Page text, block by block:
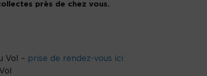
près de chez vous.
Vol – prise de rendez-vous ici